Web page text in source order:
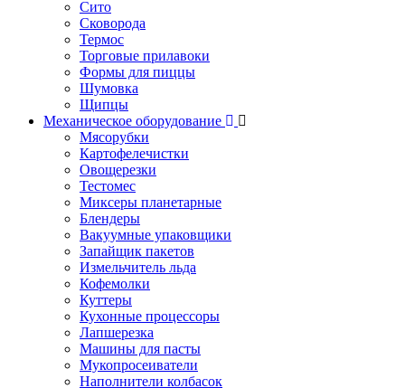
Сито
Сковорода
Термос
Торговые прилавоки
Формы для пиццы
Шумовка
Щипцы
Механическое оборудование
Мясорубки
Картофелечистки
Овощерезки
Тестомес
Миксеры планетарные
Блендеры
Вакуумные упаковщики
Запайщик пакетов
Измельчитель льда
Кофемолки
Куттеры
Кухонные процессоры
Лапшерезка
Машины для пасты
Мукопросеиватели
Наполнители колбасок